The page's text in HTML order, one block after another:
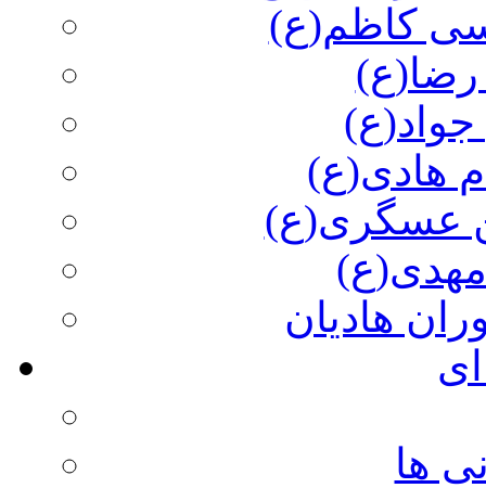
کاظم(ع)
هادی(ع)
عسگری(ع)
هادیان
ها